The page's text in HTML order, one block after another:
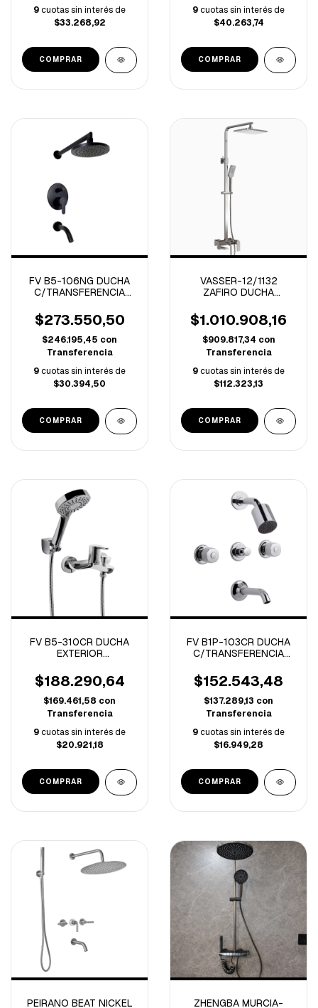
9cuotas sin interés de
$33.268,92
9cuotas sin interés de
$40.263,74
FV B5-106NG DUCHA
C/TRANSFERENCIA
PUELO NEGRO
$273.550,50
$246.195,45 con
Transferencia
9cuotas sin interés de
$30.394,50
VASSER-12/1132
ZAFIRO DUCHA
CROMO
$1.010.908,16
$909.817,34 con
Transferencia
9cuotas sin interés de
$112.323,13
FV B5-310CR DUCHA
EXTERIOR
PUELO
$188.290,64
$169.461,58 con
Transferencia
9cuotas sin interés de
$20.921,18
FV B1P-103CR DUCHA
C/TRANSFERENCIA
$152.543,48
$137.289,13 con
Transferencia
9cuotas sin interés de
$16.949,28
PEIRANO BEAT NICKEL
ZHENGBA MURCIA-